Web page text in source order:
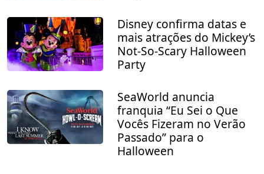
Disney confirma datas e
mais atrações do Mickey’s
Not-So-Scary Halloween
Party
SeaWorld anuncia
franquia “Eu Sei o Que
Vocês Fizeram no Verão
Passado” para o
Halloween